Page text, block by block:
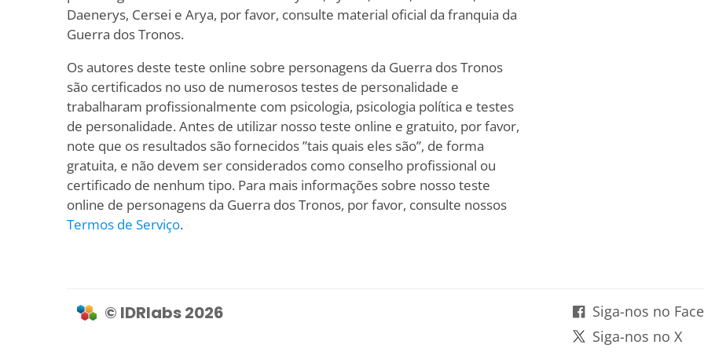
Daenerys, Cersei e Arya, por favor, consulte material oficial da franquia da
Guerra dos Tronos.
Os autores deste teste online sobre personagens da Guerra dos Tronos
são certificados no uso de numerosos testes de personalidade e
trabalharam profissionalmente com psicologia, psicologia política e testes
de personalidade. Antes de utilizar nosso teste online e gratuito, por favor,
note que os resultados são fornecidos ”tais quais eles são”, de forma
gratuita, e não devem ser considerados como conselho profissional ou
certificado de nenhum tipo. Para mais informações sobre nosso teste
online de personagens da Guerra dos Tronos, por favor, consulte nossos
Termos de Serviço.
© IDRlabs 2026
Siga-nos no
Siga-nos no X